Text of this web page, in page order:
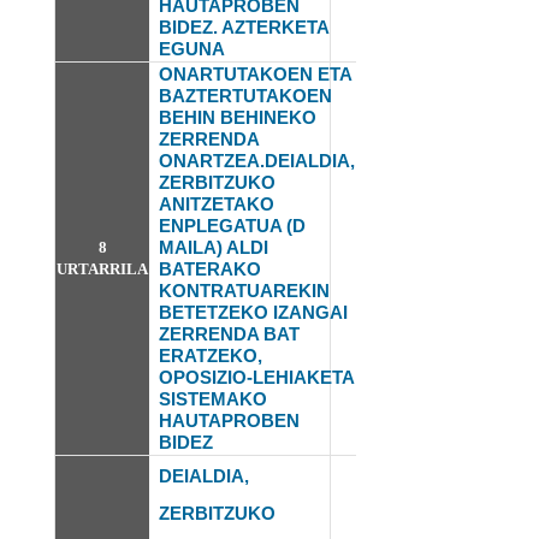
HAUTAPROBEN
BIDEZ. AZTERKETA
EGUNA
8
URTARRILA
ONARTUTAKOEN ETA
BAZTERTUTAKOEN
BEHIN BEHINEKO
ZERRENDA
ONARTZEA.DEIALDIA,
ZERBITZUKO
ANITZETAKO
ENPLEGATUA (D
MAILA) ALDI
BATERAKO
KONTRATUAREKIN
BETETZEKO IZANGAI
ZERRENDA BAT
ERATZEKO,
OPOSIZIO-LEHIAKETA
SISTEMAKO
HAUTAPROBEN
BIDEZ
DEIALDIA,
ZERBITZUKO